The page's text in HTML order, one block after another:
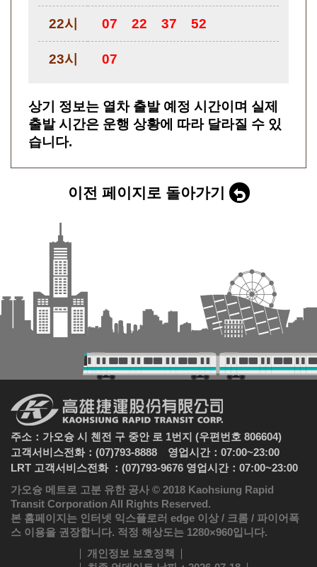
22시 07 22 37 52
23시 07
상기 정보는 열차 출발 예정 시간이며 실제
출발 시간은 운행 상황에 따라 달라질 수 있
습니다.
이전 페이지로 돌아가기
주소：가오슝 시 첸전 구 중안 로 1번지 (우편번호 806604)
고객서비스전화：(07)793-8888 영업시간：07:00~23:00
LRT 고객서비스전화 ：(07)793-9676 영업시간：07:00~23:00
가오슝 메트로 고분 유한 공사 © 2018 Kaohsiung Rapid
Transit Corporation All Rights Reserved.
본 홈페이지는 인터넷 익스플로러 edge 이상 / 크롬 / 파이어폭
스 이용을 권장합니다. 적정 해상도는 1280×960입니다.
개인정보 보호정책